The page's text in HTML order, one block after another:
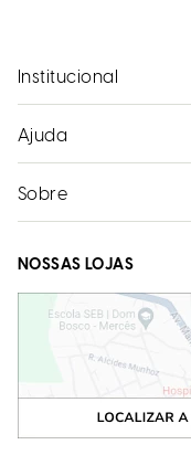
Institucional
Ajuda
Sobre
NOSSAS LOJAS